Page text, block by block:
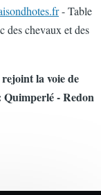
- Table
des chevaux et des
la voie de
- Redon